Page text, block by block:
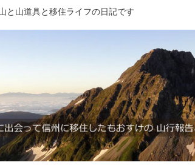
と山道具と移住ライフの日記です